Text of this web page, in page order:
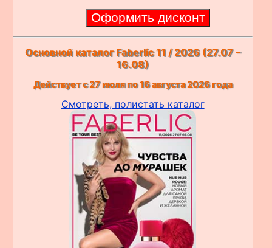
Основной каталог Faberlic 11 / 2026 (27.07 –
16.08)
Действует с 27 июля по 16 августа 2026 года
Смотреть, полистать каталог